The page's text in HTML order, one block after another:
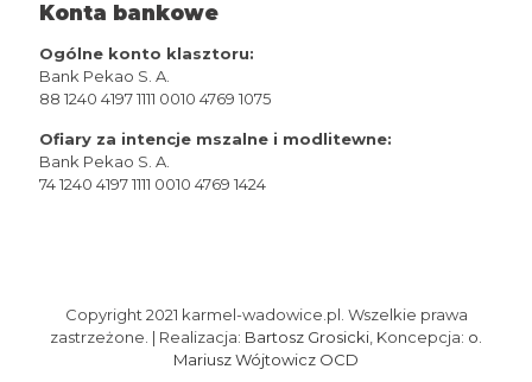
Konta bankowe
Ogólne konto klasztoru:
Bank Pekao S. A.
88 1240 4197 1111 0010 4769 1075
Ofiary za intencje mszalne i modlitewne:
Bank Pekao S. A.
74 1240 4197 1111 0010 4769 1424
Copyright 2021 karmel-wadowice.pl. Wszelkie prawa
zastrzeżone. | Realizacja: Bartosz Grosicki, Koncepcja: o.
Mariusz Wójtowicz OCD